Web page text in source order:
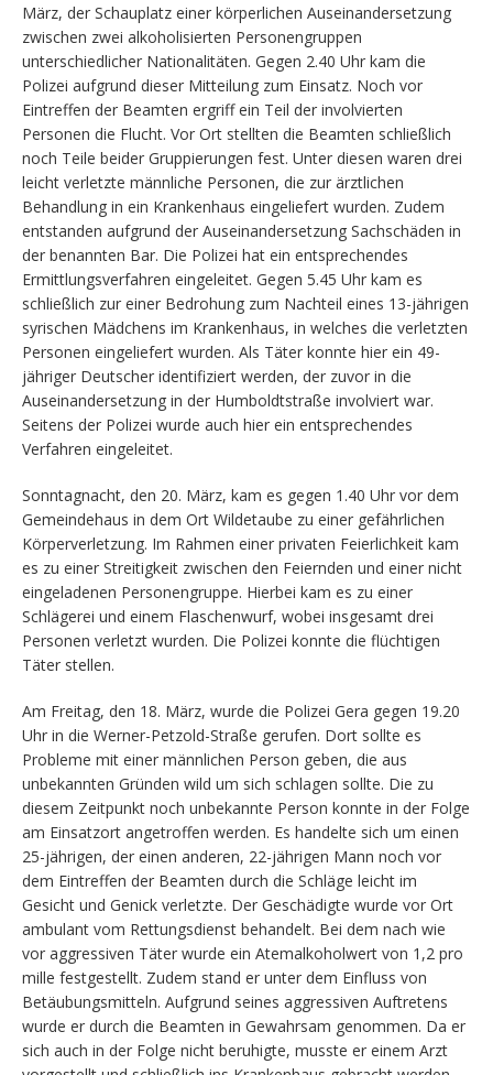
März, der Schauplatz einer körperlichen Auseinandersetzung
zwischen zwei alkoholisierten Personengruppen
unterschiedlicher Nationalitäten. Gegen 2.40 Uhr kam die
Polizei aufgrund dieser Mitteilung zum Einsatz. Noch vor
Eintreffen der Beamten ergriff ein Teil der involvierten
Personen die Flucht. Vor Ort stellten die Beamten schließlich
noch Teile beider Gruppierungen fest. Unter diesen waren drei
leicht verletzte männliche Personen, die zur ärztlichen
Behandlung in ein Krankenhaus eingeliefert wurden. Zudem
entstanden aufgrund der Auseinandersetzung Sachschäden in
der benannten Bar. Die Polizei hat ein entsprechendes
Ermittlungsverfahren eingeleitet. Gegen 5.45 Uhr kam es
schließlich zur einer Bedrohung zum Nachteil eines 13-jährigen
syrischen Mädchens im Krankenhaus, in welches die verletzten
Personen eingeliefert wurden. Als Täter konnte hier ein 49-
jähriger Deutscher identifiziert werden, der zuvor in die
Auseinandersetzung in der Humboldtstraße involviert war.
Seitens der Polizei wurde auch hier ein entsprechendes
Verfahren eingeleitet.
Sonntagnacht, den 20. März, kam es gegen 1.40 Uhr vor dem
Gemeindehaus in dem Ort Wildetaube zu einer gefährlichen
Körperverletzung. Im Rahmen einer privaten Feierlichkeit kam
es zu einer Streitigkeit zwischen den Feiernden und einer nicht
eingeladenen Personengruppe. Hierbei kam es zu einer
Schlägerei und einem Flaschenwurf, wobei insgesamt drei
Personen verletzt wurden. Die Polizei konnte die flüchtigen
Täter stellen.
Am Freitag, den 18. März, wurde die Polizei Gera gegen 19.20
Uhr in die Werner-Petzold-Straße gerufen. Dort sollte es
Probleme mit einer männlichen Person geben, die aus
unbekannten Gründen wild um sich schlagen sollte. Die zu
diesem Zeitpunkt noch unbekannte Person konnte in der Folge
am Einsatzort angetroffen werden. Es handelte sich um einen
25-jährigen, der einen anderen, 22-jährigen Mann noch vor
dem Eintreffen der Beamten durch die Schläge leicht im
Gesicht und Genick verletzte. Der Geschädigte wurde vor Ort
ambulant vom Rettungsdienst behandelt. Bei dem nach wie
vor aggressiven Täter wurde ein Atemalkoholwert von 1,2 pro
mille festgestellt. Zudem stand er unter dem Einfluss von
Betäubungsmitteln. Aufgrund seines aggressiven Auftretens
wurde er durch die Beamten in Gewahrsam genommen. Da er
sich auch in der Folge nicht beruhigte, musste er einem Arzt